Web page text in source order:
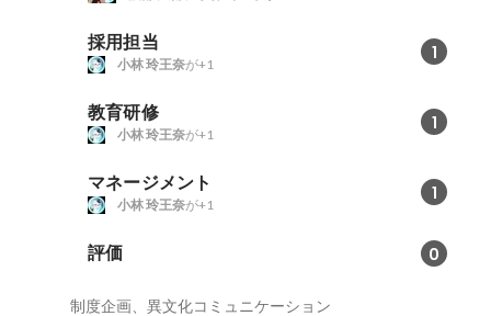
採用担当 1
小林 玲王奈が+1
教育研修 1
小林 玲王奈が+1
マネージメント 1
小林 玲王奈が+1
評価 0
制度企画、異文化コミュニケーション